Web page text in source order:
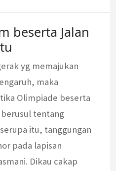
beserta Jalan
yg memajukan
maka
Olimpiade beserta
tentang
itu, tanggungan
pada lapisan
Dikau cakap